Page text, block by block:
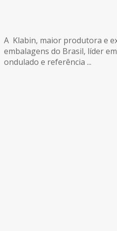
A Klabin, maior produtora e
embalagens do Brasil, líder
ondulado e referência ...